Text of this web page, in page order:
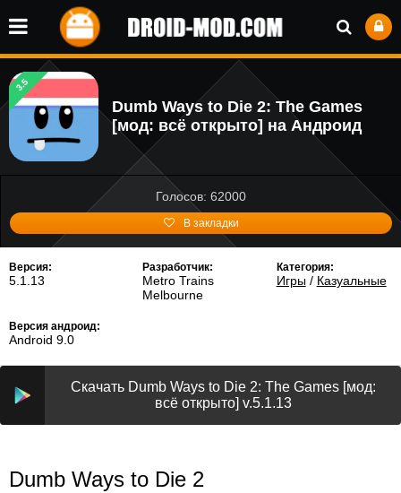
3.5
Dumb Ways to Die 2: The Games
[мод: всё открыто] на Андроид
Голосов: 62000
В закладки
Версия:
5.1.13
Разработчик:
Metro Trains
Melbourne
Категория:
Игры/ Казуальные
Версия андроид:
Android 9.0
Скачать Dumb Ways to Die 2: The Games [мод:
всё открыто] v.5.1.13
Dumb Ways to Die 2